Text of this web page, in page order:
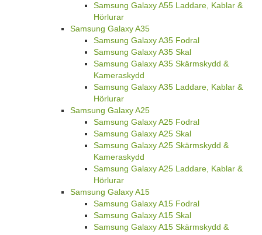
Samsung Galaxy A55 Laddare, Kablar &
Hörlurar
Samsung Galaxy A35
Samsung Galaxy A35 Fodral
Samsung Galaxy A35 Skal
Samsung Galaxy A35 Skärmskydd &
Kameraskydd
Samsung Galaxy A35 Laddare, Kablar &
Hörlurar
Samsung Galaxy A25
Samsung Galaxy A25 Fodral
Samsung Galaxy A25 Skal
Samsung Galaxy A25 Skärmskydd &
Kameraskydd
Samsung Galaxy A25 Laddare, Kablar &
Hörlurar
Samsung Galaxy A15
Samsung Galaxy A15 Fodral
Samsung Galaxy A15 Skal
Samsung Galaxy A15 Skärmskydd &